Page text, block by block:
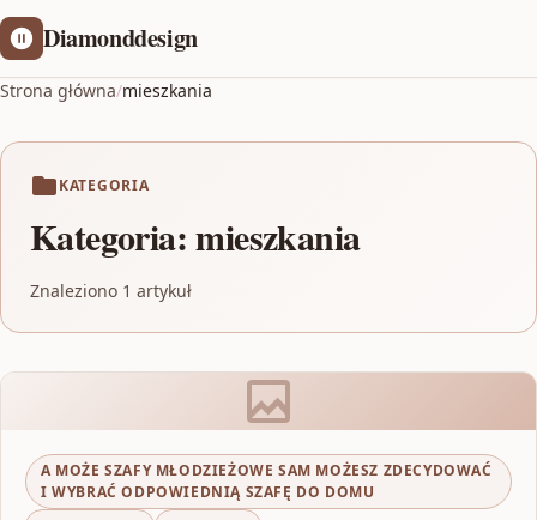
Diamonddesign
Strona główna/mieszkania
KATEGORIA
Kategoria:mieszkania
Znaleziono 1 artykuł
A MOŻE SZAFY MŁODZIEŻOWE SAM MOŻESZ ZDECYDOWAĆ
I WYBRAĆ ODPOWIEDNIĄ SZAFĘ DO DOMU